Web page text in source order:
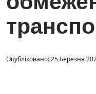
Опубліковано: 25 Березня